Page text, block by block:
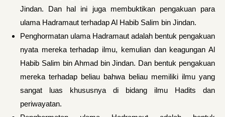
Jindan. Dan hal ini juga membuktikan pengakuan para
ulama Hadramaut terhadap Al Habib Salim bin Jindan.
Penghormatan ulama Hadramaut adalah bentuk pengakuan
nyata mereka terhadap ilmu, kemulian dan keagungan Al
Habib Salim bin Ahmad bin Jindan. Dan bentuk pengakuan
mereka terhadap beliau bahwa beliau memiliki ilmu yang
sangat luas khususnya di bidang ilmu Hadits dan
periwayatan.